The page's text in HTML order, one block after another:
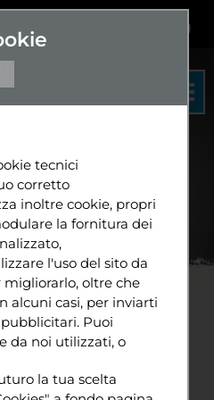
Eng
Home News
il Premio
2010
tecnici
corretto
inoltre cookie, propri
la fornitura dei
l'uso del sito da
oltre che
alcuni casi, per inviarti
Puoi
da noi utilizzati, o
di questo sito,
la tua scelta